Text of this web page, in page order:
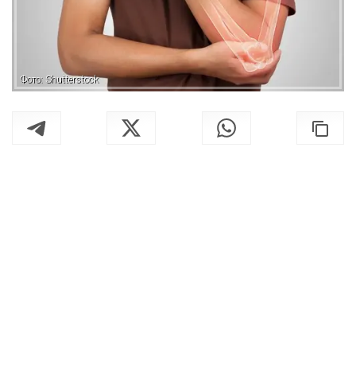
Фото: Shutterstock